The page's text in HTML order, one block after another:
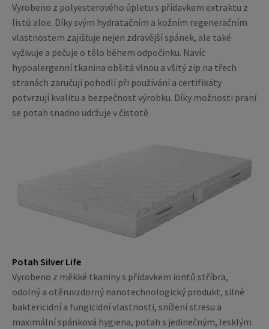
Vyrobeno z polyesterového úpletu s přídavkem extraktu z
listů aloe. Díky svým hydratačním a kožním regeneračním
vlastnostem zajišťuje nejen zdravější spánek, ale také
vyživuje a pečuje o tělo během odpočinku. Navíc
hypoalergenní tkanina obšitá vlnou a všitý zip na třech
stranách zaručují pohodlí při používání a certifikáty
potvrzují kvalitu a bezpečnost výrobku. Díky možnosti praní
se potah snadno udržuje v čistotě.
Potah Silver Life
Vyrobeno z měkké tkaniny s přídavkem iontů stříbra,
odolný a otěruvzdorný nanotechnologický produkt, silné
baktericidní a fungicidní vlastnosti, snížení stresu a
maximální spánková hygiena, potah s jedinečným, lesklým